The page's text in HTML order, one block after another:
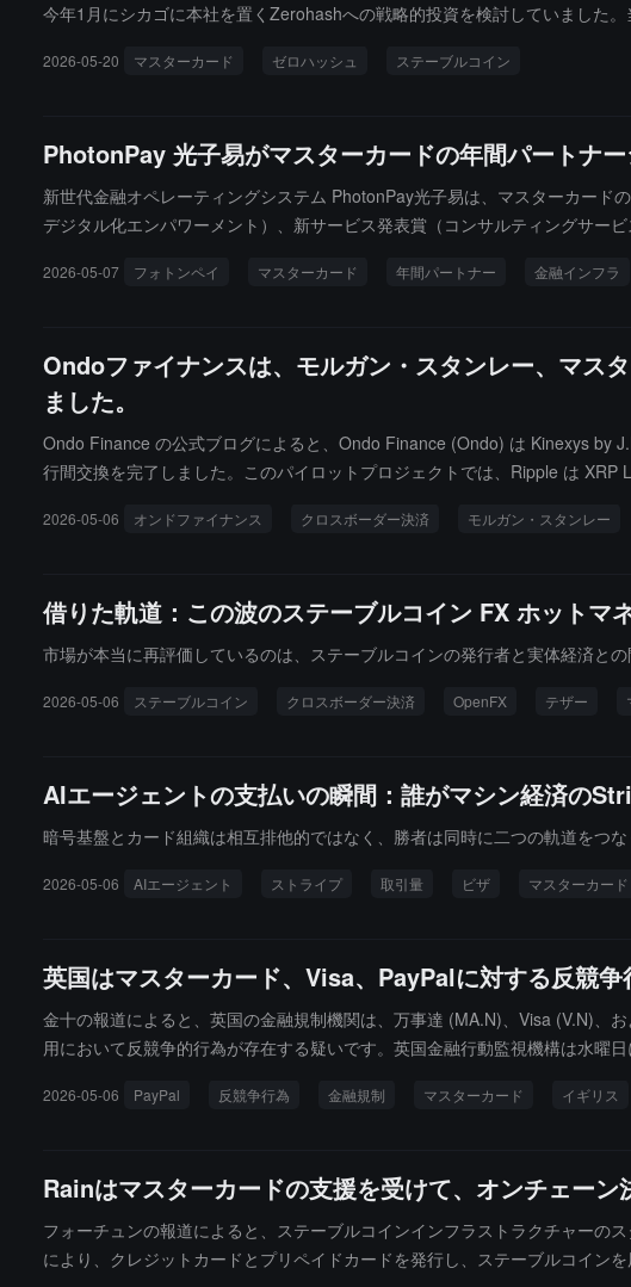
ーク活性度の爆発」という前提条件が必要であり、この条件は現在、短期的
今年1月にシカゴに本社を置くZerohashへの戦略的投資を検討していました
取引は、デジタル資産インフラ分野の統合が続いていることを示しています
ています。分析によれば、この取引はMastercardとVisaの決済ネットワー
化することを促進するでしょう。
2026-05-20 マスターカード ゼロハッシュ ステーブルコイン
PhotonPay 光子易がマスターカードの年間パートナ
新世代金融オペレーティングシステム PhotonPay光子易は、マスターカー
デジタル化エンパワーメント）、新サービス発表賞（コンサルティングサー
サポートし、国境を越えた取引手数料を大幅に削減します。柔軟なオープン
あるカード製品ソリューションを提供するのを助けています。PhotonPay光
自身の基準を守ることの証でもあると述べています。会社は常に金融イン
2026-05-07 フォトンペイ マスターカード 年間パートナー 金融インフラ
Ondoファイナンスは、モルガン・スタンレー、マス
ました。
Ondo Finance の公式ブログによると、Ondo Finance (Ondo) は Kinexys by
行間交換を完了しました。このパイロットプロジェクトでは、Ripple は
ガポールの銀行口座に届けました。このプロジェクトは、公共ブロックチェ
2026-05-06 オンドファイナンス クロスボーダー決済 モルガン・スタンレー
借りた軌道：この波のステーブルコイン FX ホットマ
市場が本当に再評価しているのは、ステーブルコインの発行者と実体経済との
2026-05-06 ステーブルコイン クロスボーダー決済 OpenFX テザー
AIエージェントの支払いの瞬間：誰がマシン経済の
暗号基盤とカード組織は相互排他的ではなく、勝者は同時に二つの軌道をつな
2026-05-06 AIエージェント ストライプ 取引量 ビザ マスターカード
英国はマスターカード、Visa、PayPalに対する反競争
金十の報道によると、英国の金融規制機関は、万事達 (MA.N)、Visa (V.N)、
用において反競争的行為が存在する疑いです。英国金融行動監視機構は水曜
2026-05-06 PayPal 反競争行為 金融規制 マスターカード イギリス
Rainはマスターカードの支援を受けて、オンチェー
フォーチュンの報道によると、ステーブルコインインフラストラクチャーの
により、クレジットカードとプリペイドカードを発行し、ステーブルコイン